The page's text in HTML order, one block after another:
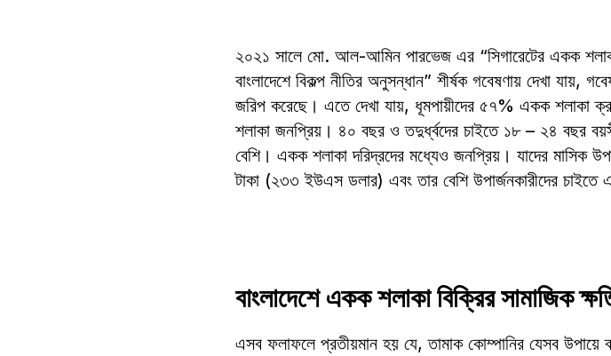
২০২১ সালে মো. আল-আমিন পারভেজ এর “সিগারেটের একক শলাকা
বাংলাদেশে বিকল্প নীতির অনুসন্ধান” শীর্ষক গবেষণায় দেখা যায়,
জরিপ করেছে। এতে দেখা যায়, ধূমপায়ীদের ৫৭% একক শলাকা
শলাকা জনপ্রিয়। ৪০ বছর ও তদুর্ধ্বদের চাইতে ১৮ – ২৪ বছর
বেশি। একক শলাকা দরিদ্রদের মধ্যেও জনপ্রিয়। যাদের
টাকা (২৩৩ ইউএস ডলার) এবং তার বেশি উপার্জনকারীদের
বাংলাদেশে একক শলাকা বিক্রির সামাজিক
এসব ফলাফলে প্রতীয়মান হয় যে, তামাক কোম্পানির যেসব উপায়ে